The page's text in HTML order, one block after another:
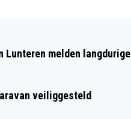
TEGEN
Lunteren melden
veiliggesteld